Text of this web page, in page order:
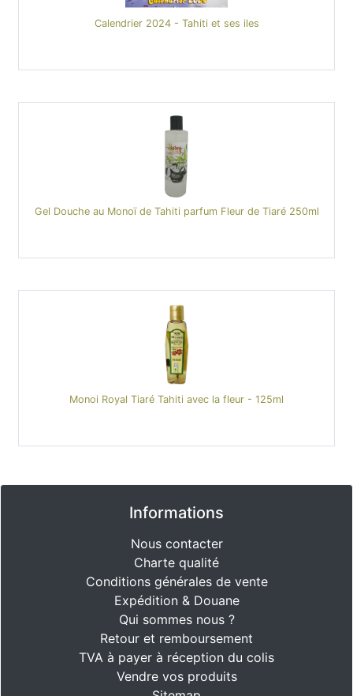
Calendrier 2024 - Tahiti et ses iles
Gel Douche au Monoï de Tahiti parfum Fleur de Tiaré 250ml
Monoi Royal Tiaré Tahiti avec la fleur - 125ml
Informations
Nous contacter
Charte qualité
Conditions générales de vente
Expédition & Douane
Qui sommes nous ?
Retour et remboursement
TVA à payer à réception du colis
Vendre vos produits